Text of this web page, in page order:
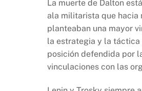
La muerte de Dalton
ala militarista que hacia
planteaban una mayor
la estrategia y la táctica
posición defendida por
vinculaciones con las